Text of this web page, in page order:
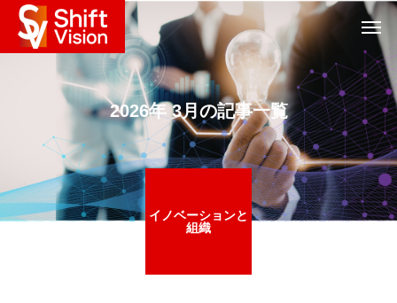
2026年 3月の記事一覧
イノベーションと
組織